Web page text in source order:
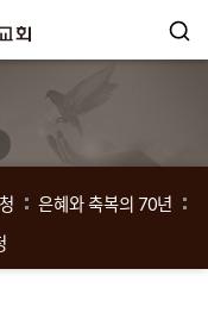
은혜와 축복의 70년